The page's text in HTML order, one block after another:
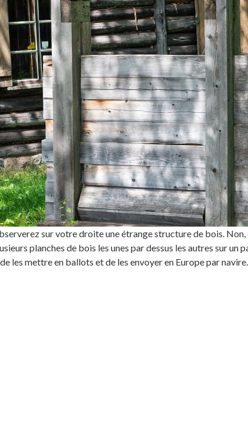
sur votre droite une étrange structure de bois. Non,
planches de bois les unes par dessus les autres sur
les mettre en ballots et de les envoyer en Europe par navire.